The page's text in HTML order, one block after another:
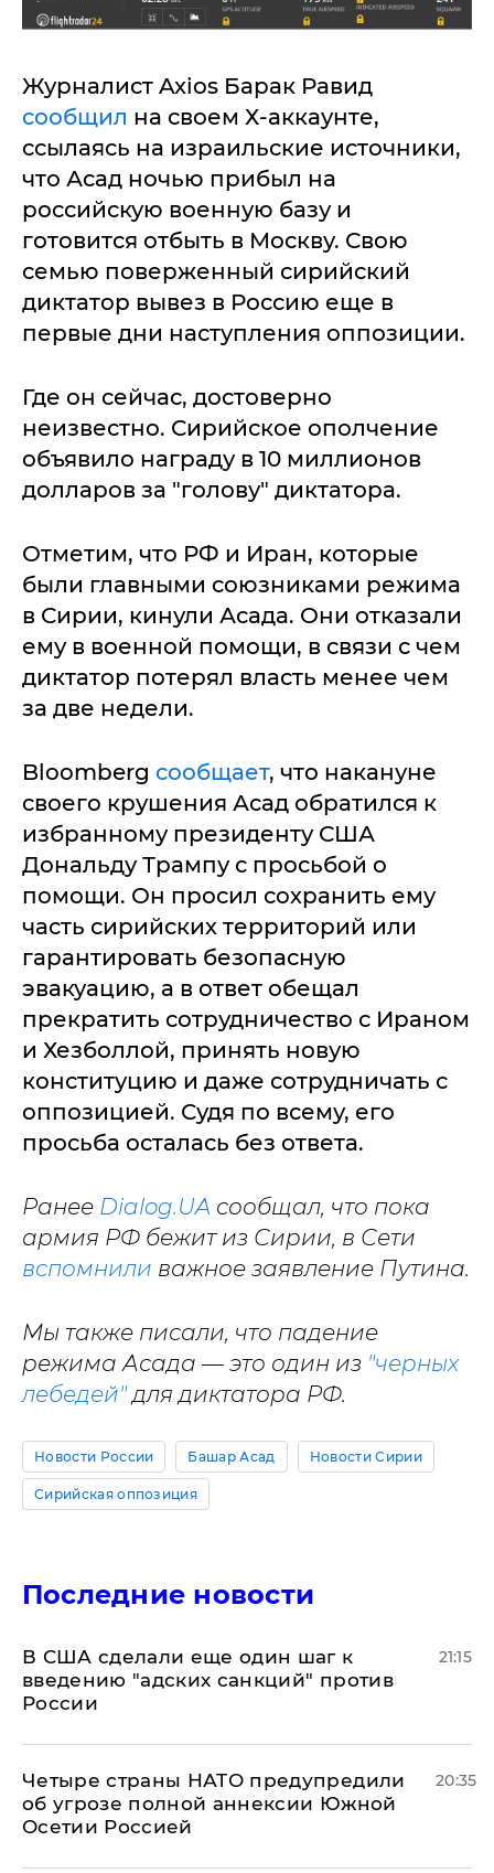
Журналист Axios Барак Равид
сообщил на своем Х-аккаунте,
ссылаясь на израильские источники,
что Асад ночью прибыл на
российскую военную базу и
готовится отбыть в Москву. Свою
семью поверженный сирийский
диктатор вывез в Россию еще в
первые дни наступления оппозиции.
Где он сейчас, достоверно
неизвестно. Сирийское ополчение
объявило награду в 10 миллионов
долларов за "голову" диктатора.
Отметим, что РФ и Иран, которые
были главными союзниками режима
в Сирии, кинули Асада. Они отказали
ему в военной помощи, в связи с чем
диктатор потерял власть менее чем
за две недели.
Bloomberg сообщает, что накануне
своего крушения Асад обратился к
избранному президенту США
Дональду Трампу с просьбой о
помощи. Он просил сохранить ему
часть сирийских территорий или
гарантировать безопасную
эвакуацию, а в ответ обещал
прекратить сотрудничество с Ираном
и Хезболлой, принять новую
конституцию и даже сотрудничать с
оппозицией. Судя по всему, его
просьба осталась без ответа.
Ранее Dialog.UA сообщал, что пока
армия РФ бежит из Сирии, в Сети
вспомнили важное заявление Путина.
Мы также писали, что падение
режима Асада — это один из "черных
лебедей"для диктатора РФ.
Новости России Башар Асад Новости Сирии
Сирийская оппозиция
Последние новости
В США сделали еще один шаг к
введению "адских санкций" против
России
21:15
Четыре страны НАТО предупредили
об угрозе полной аннексии Южной
Осетии Россией
20:35